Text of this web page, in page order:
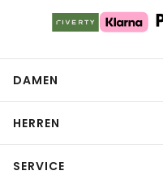
DAMEN
HERREN
SERVICE